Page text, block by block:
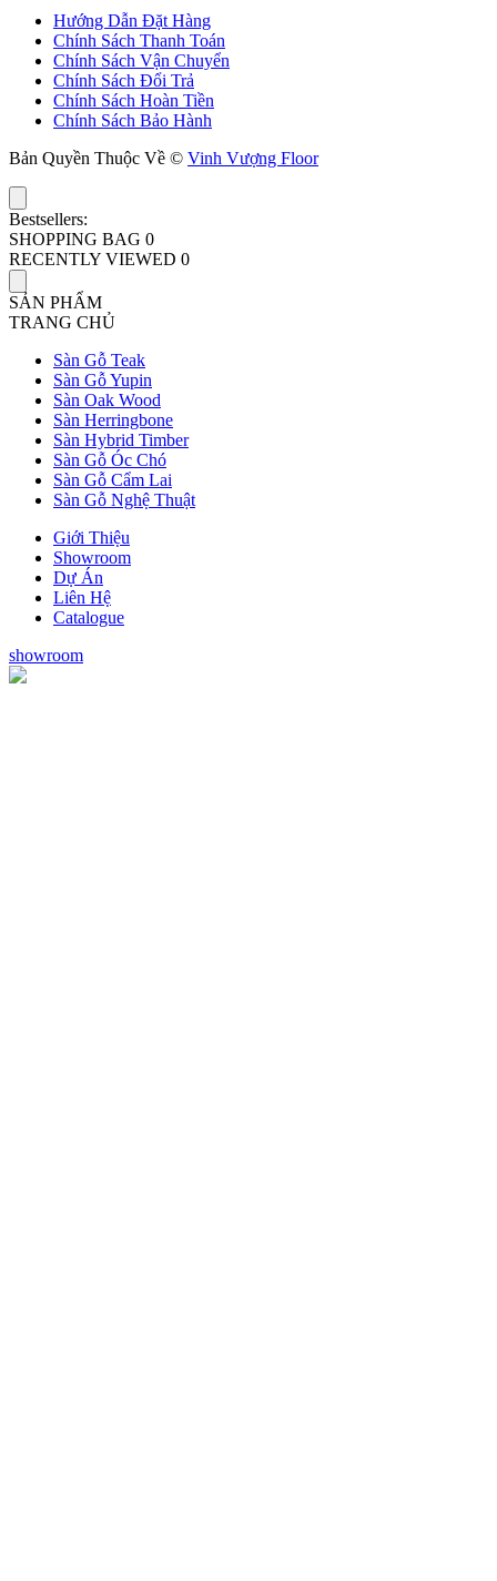
Hướng Dẫn Đặt Hàng
Chính Sách Thanh Toán
Chính Sách Vận Chuyển
Chính Sách Đổi Trả
Chính Sách Hoàn Tiền
Chính Sách Bảo Hành
Bản Quyền Thuộc Về © Vinh Vượng Floor
Bestsellers:
SHOPPING BAG 0
RECENTLY VIEWED 0
SẢN PHẨM
TRANG CHỦ
Sàn Gỗ Teak
Sàn Gỗ Yupin
Sàn Oak Wood
Sàn Herringbone
Sàn Hybrid Timber
Sàn Gỗ Óc Chó
Sàn Gỗ Cẩm Lai
Sàn Gỗ Nghệ Thuật
Giới Thiệu
Showroom
Dự Án
Liên Hệ
Catalogue
showroom